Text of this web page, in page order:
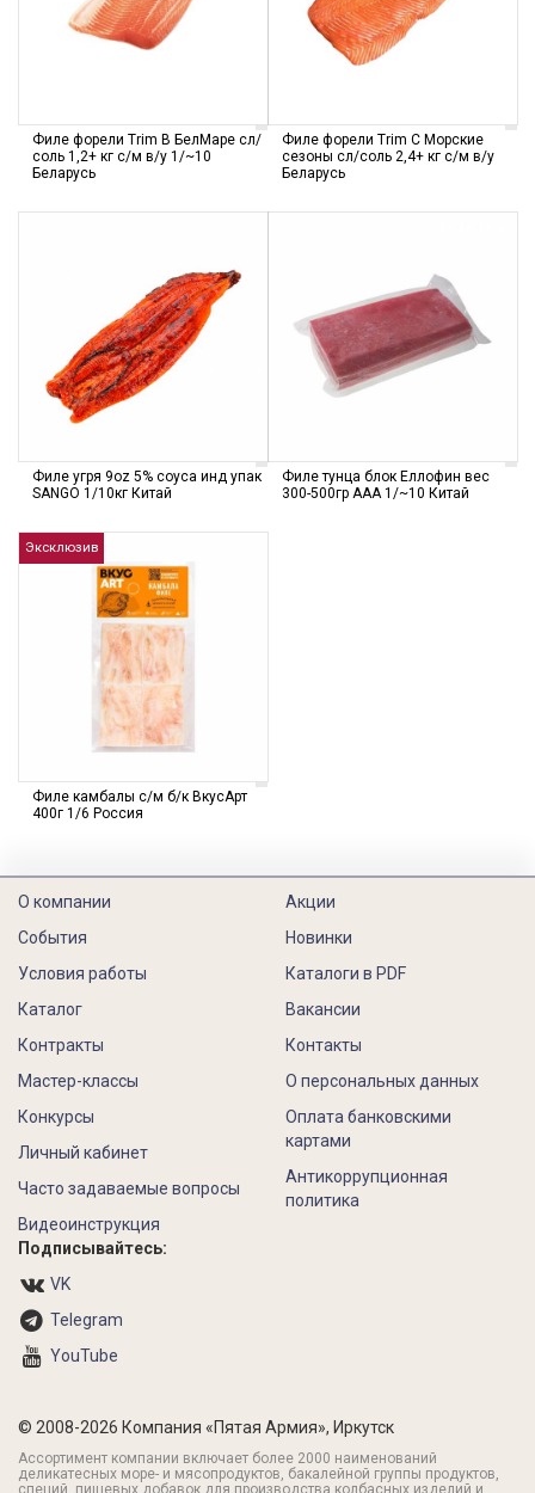
Филе форели Trim В БелМаре cл/
соль 1,2+ кг с/м в/у 1/~10
Беларусь
Филе форели Trim С Морские
сезоны cл/соль 2,4+ кг с/м в/у
Беларусь
Филе угря 9oz 5% соуса инд упак
SANGO 1/10кг Китай
Филе тунца блок Еллофин вес
300-500гр ААА 1/~10 Китай
Эксклюзив
Филе камбалы с/м б/к ВкусАрт
400г 1/6 Россия
О компании
События
Условия работы
Каталог
Контракты
Акции
Новинки
Каталоги в PDF
Вакансии
Контакты
Мастер-классы
Конкурсы
Личный кабинет
Часто задаваемые вопросы
Видеоинструкция
О персональных данных
Оплата банковскими
картами
Антикоррупционная
политика
Подписывайтесь:
VK
Telegram
YouTube
© 2008-2026 Компания «Пятая Армия», Иркутск
Ассортимент компании включает более 2000 наименований
деликатесных море- и мясопродуктов, бакалейной группы продуктов,
специй, пищевых добавок для производства колбасных изделий и